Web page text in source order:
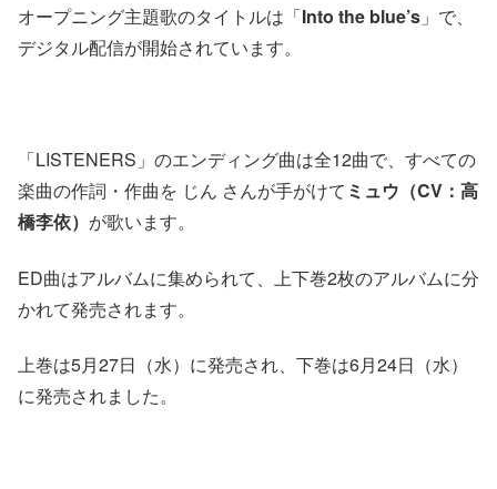
オープニング主題歌のタイトルは「Into the blue’s 」で、
デジタル配信が開始されています。
「LISTENERS」のエンディング曲は全12曲で、すべての
楽曲の作詞・作曲を じん さんが手がけて ミュウ（CV：高
橋李依） が歌います。
ED曲はアルバムに集められて、上下巻2枚のアルバムに分
かれて発売されます。
上巻は5月27日（水）に発売され、下巻は6月24日（水）
に発売されました。